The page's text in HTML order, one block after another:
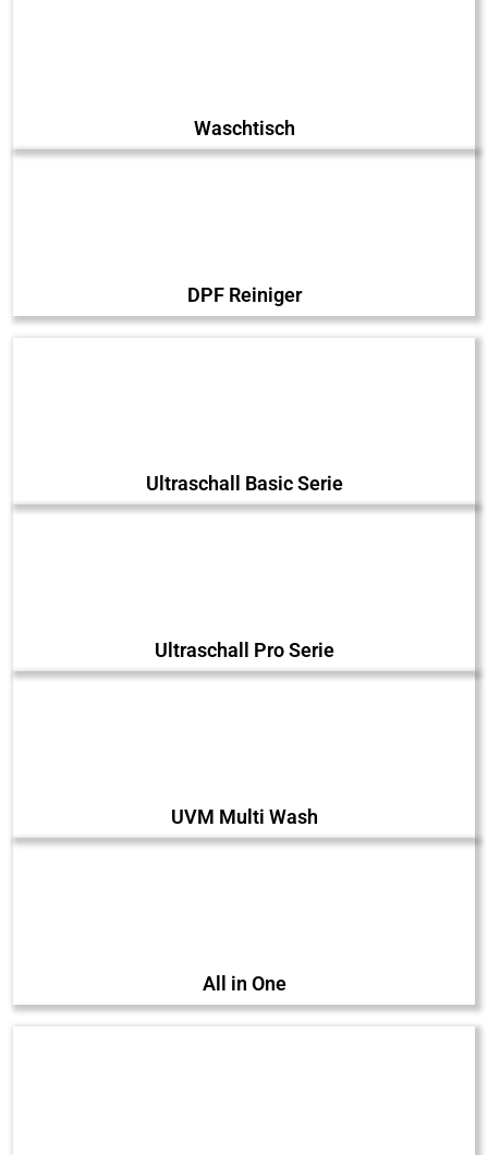
Waschtisch
DPF Reiniger
Ultraschall Basic Serie
Ultraschall Pro Serie
UVM Multi Wash
All in One